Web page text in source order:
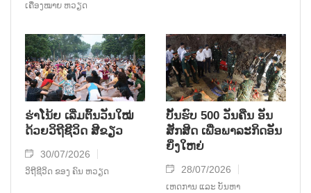
ເຄື່ອງໝາຍ ຫວຽດ
ຮ່າໂນ້ຍ ເລີ່ມຕົ້ນວັນໃໝ່
ດ້ວຍວິຖີຊີວິດ ສີຂຽວ
30/07/2026
ວິຖີຊີວິດ ຂອງ ຄົນ ຫວຽດ
ບັ້ນຮົບ 500 ວັນຄືນ ອັນ
ສັກສິດ ເພື່ອພາລະກິດອັນ
ຍິ່ງໃຫຍ່
28/07/2026
ເຫດການ ແລະ ບັນຫາ